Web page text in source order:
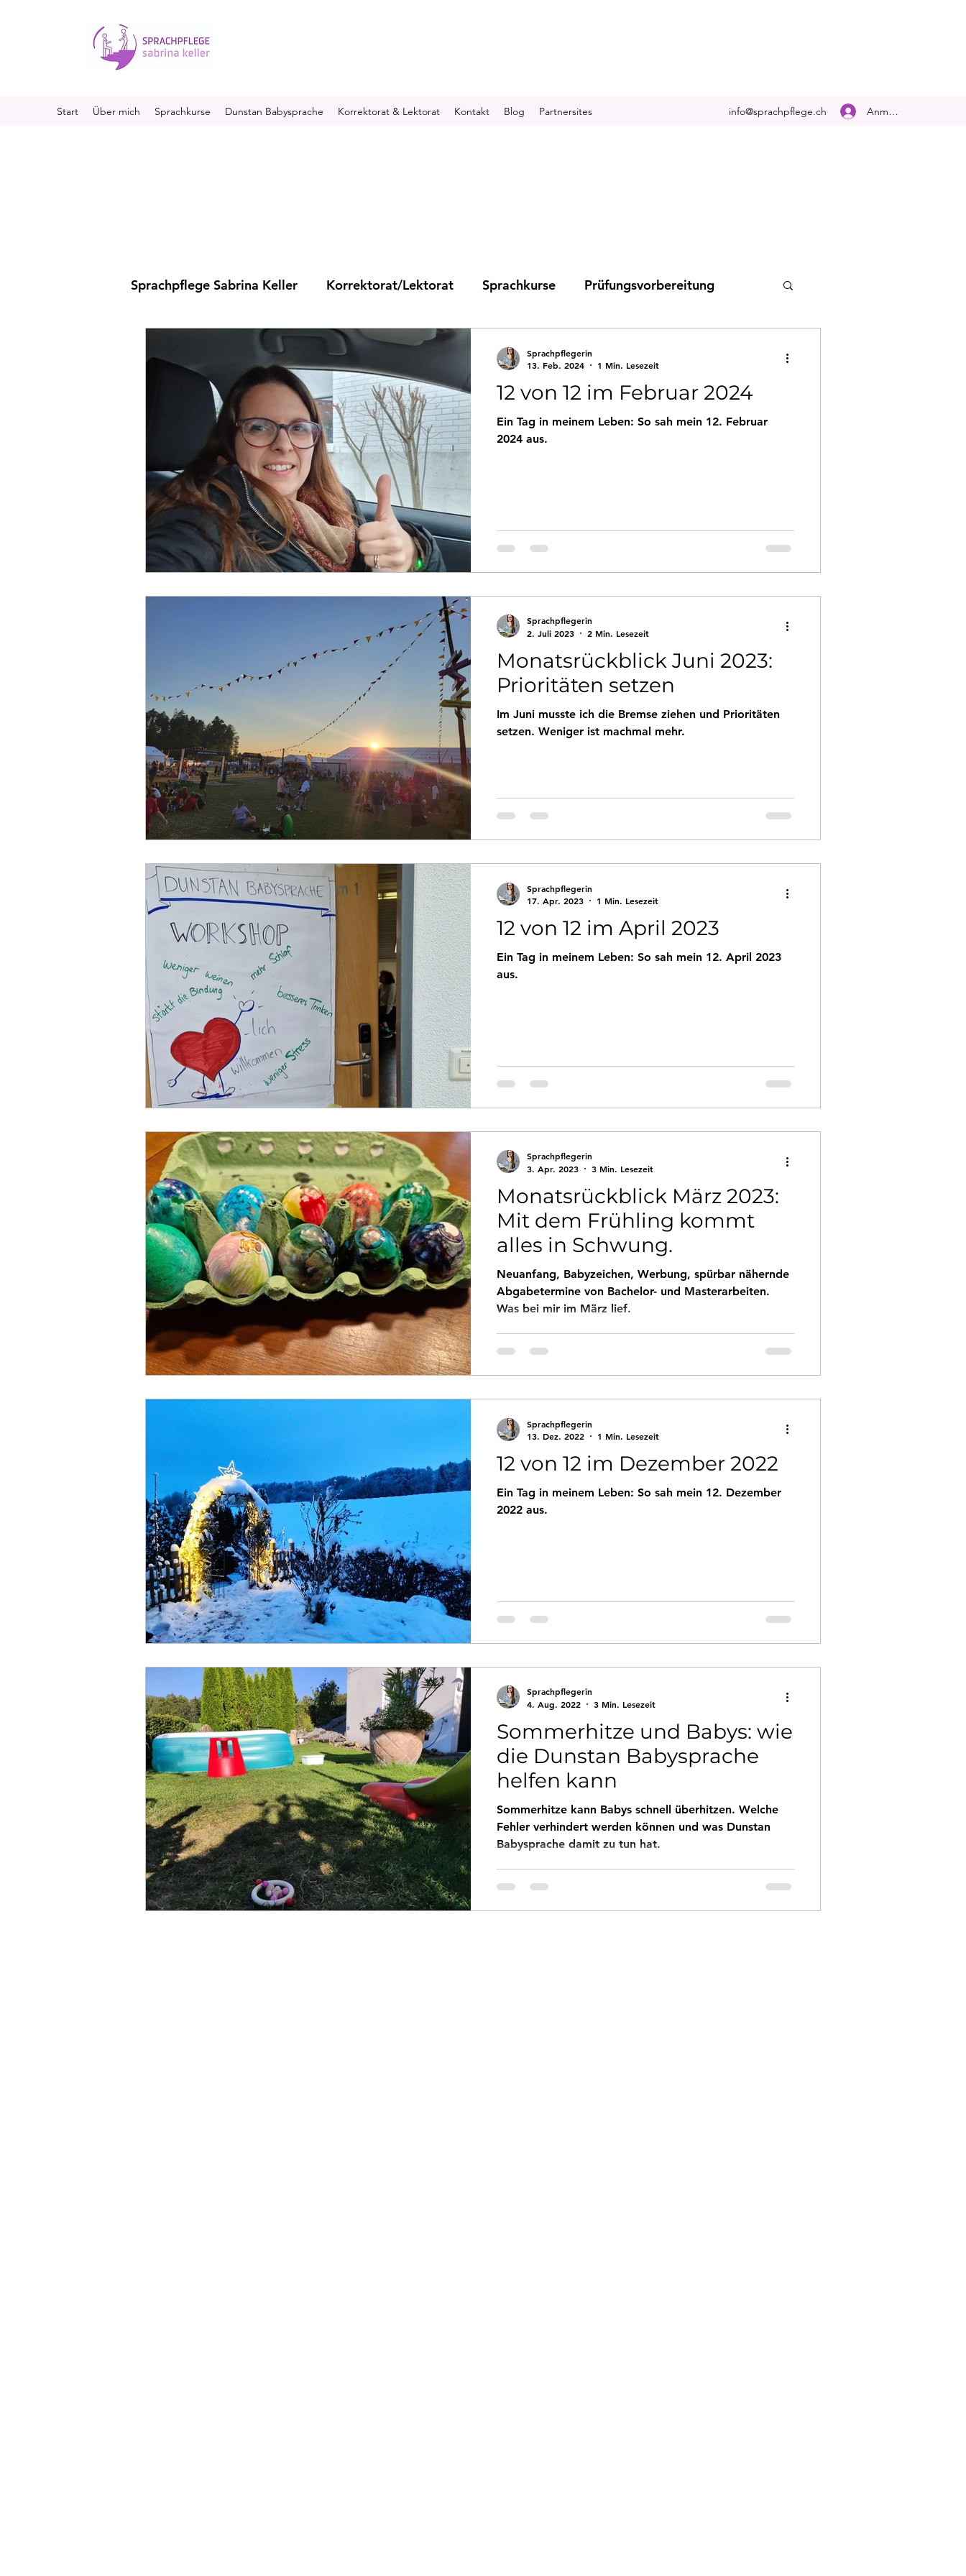
Start Über mich Sprachkurse Dunstan Babysprache Korrektorat & Lektorat Kontakt Blog Partnersites info@sprachpflege.ch Anmelden
Sprachpflege Sabrina Keller Korrektorat/Lektorat Sprachkurse Prüfungsvorbereitung
Dunstan Babysprache Persönliches Rückblicke
12 von 12 im Februar 2024
Ein Tag in meinem Leben: So sah mein 12. Februar
2024 aus.
Sprachpflegerin
13. Feb. 2024
1 Min. Lesezeit
Monatsrückblick Juni 2023:
Prioritäten setzen
Im Juni musste ich die Bremse ziehen und Prioritäten
setzen. Weniger ist machmal mehr.
Sprachpflegerin
2. Juli 2023
2 Min. Lesezeit
12 von 12 im April 2023
Ein Tag in meinem Leben: So sah mein 12. April 2023
aus.
Sprachpflegerin
17. Apr. 2023
1 Min. Lesezeit
Monatsrückblick März 2023:
Mit dem Frühling kommt
alles in Schwung.
Neuanfang, Babyzeichen, Werbung, spürbar nähernde
Abgabetermine von Bachelor- und Masterarbeiten.
Was bei mir im März lief.
Sprachpflegerin
3. Apr. 2023
3 Min. Lesezeit
12 von 12 im Dezember 2022
Ein Tag in meinem Leben: So sah mein 12. Dezember
2022 aus.
Sprachpflegerin
13. Dez. 2022
1 Min. Lesezeit
Sommerhitze und Babys: wie
die Dunstan Babysprache
helfen kann
Sommerhitze kann Babys schnell überhitzen. Welche
Fehler verhindert werden können und was Dunstan
Babysprache damit zu tun hat.
Sprachpflegerin
4. Aug. 2022
3 Min. Lesezeit